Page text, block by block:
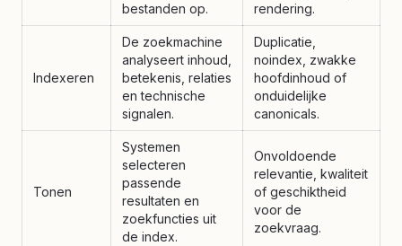
bestanden op.
rendering.
Indexeren
De zoekmachine
analyseert inhoud,
betekenis, relaties
en technische
signalen.
Duplicatie,
noindex, zwakke
hoofdinhoud of
onduidelijke
canonicals.
Tonen
Systemen
selecteren
passende
resultaten en
zoekfuncties uit
de index.
Onvoldoende
relevantie, kwaliteit
of geschiktheid
voor de
zoekvraag.